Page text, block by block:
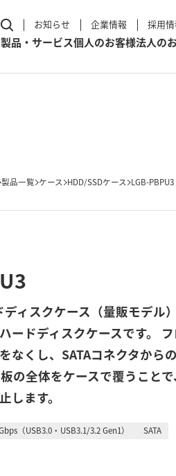
お知らせ 企業情報 採用
製品・サービス個人のお客様法人の
製品一覧 ケース HDD/SSDケース LGB-PBPU3
ィスクケース（量販モデ
ードディスクケースです。
なくし、SATAコネクタから
の全体をケースで覆うこと
します。
（USB3.0・USB3.1/3.2 Gen1） SATA